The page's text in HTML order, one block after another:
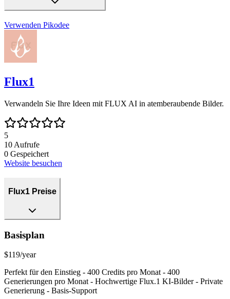
Verwenden Pikodee
Flux1
Verwandeln Sie Ihre Ideen mit FLUX AI in atemberaubende Bilder.
5
10 Aufrufe
0 Gespeichert
Website besuchen
Flux1 Preise
Basisplan
$119/year
Perfekt für den Einstieg - 400 Credits pro Monat - 400
Generierungen pro Monat - Hochwertige Flux.1 KI-Bilder - Private
Generierung - Basis-Support